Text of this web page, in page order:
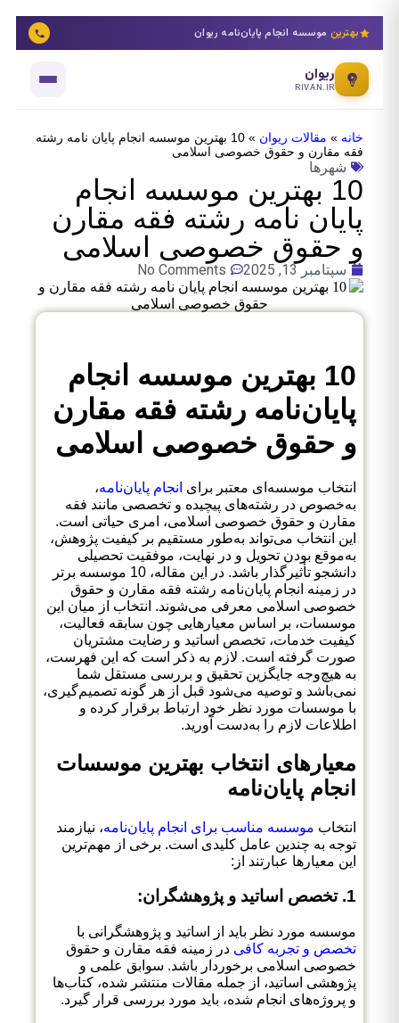
بهترین موسسه انجام پایان‌نامه ریوان
ریوان
RIVAN.IR
خانه » مقالات ریوان »
10 بهترین موسسه انجام پایان نامه رشته
فقه مقارن و حقوق خصوصی اسلامی
شهرها
10 بهترین موسسه انجام
پایان نامه رشته فقه مقارن
و حقوق خصوصی اسلامی
سپتامبر 13, 2025 No Comments
10 بهترین موسسه انجام
پایان‌نامه رشته فقه مقارن
و حقوق خصوصی اسلامی
انتخاب موسسه‌ای معتبر برای انجام پایان‌نامه،
به‌خصوص در رشته‌های پیچیده و تخصصی مانند فقه
مقارن و حقوق خصوصی اسلامی، امری حیاتی است.
این انتخاب می‌تواند به‌طور مستقیم بر کیفیت پژوهش،
به‌موقع بودن تحویل و در نهایت، موفقیت تحصیلی
دانشجو تأثیرگذار باشد. در این مقاله، 10 موسسه برتر
در زمینه انجام پایان‌نامه رشته فقه مقارن و حقوق
خصوصی اسلامی معرفی می‌شوند. انتخاب از میان این
موسسات، بر اساس معیارهایی چون سابقه فعالیت،
کیفیت خدمات، تخصص اساتید و رضایت مشتریان
صورت گرفته است. لازم به ذکر است که این فهرست،
به هیچ‌وجه جایگزین تحقیق و بررسی مستقل شما
نمی‌باشد و توصیه می‌شود قبل از هر گونه تصمیم‌گیری،
با موسسات مورد نظر خود ارتباط برقرار کرده و
اطلاعات لازم را به‌دست آورید.
معیارهای انتخاب بهترین موسسات
انجام پایان‌نامه
انتخاب موسسه مناسب برای انجام پایان‌نامه، نیازمند
توجه به چندین عامل کلیدی است. برخی از مهم‌ترین
این معیارها عبارتند از:
1. تخصص اساتید و پژوهشگران:
موسسه مورد نظر باید از اساتید و پژوهشگرانی با
تخصص و تجربه کافی در زمینه فقه مقارن و حقوق
خصوصی اسلامی برخوردار باشد. سوابق علمی و
پژوهشی اساتید، از جمله مقالات منتشر شده، کتاب‌ها
و پروژه‌های انجام شده، باید مورد بررسی قرار گیرد.